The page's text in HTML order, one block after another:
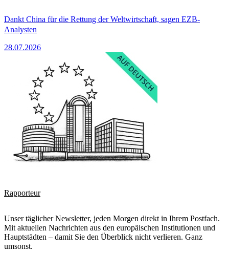
Dankt China für die Rettung der Weltwirtschaft, sagen EZB-
Analysten
28.07.2026
Rapporteur
Unser täglicher Newsletter, jeden Morgen direkt in Ihrem Postfach.
Mit aktuellen Nachrichten aus den europäischen Institutionen und
Hauptstädten – damit Sie den Überblick nicht verlieren. Ganz
umsonst.